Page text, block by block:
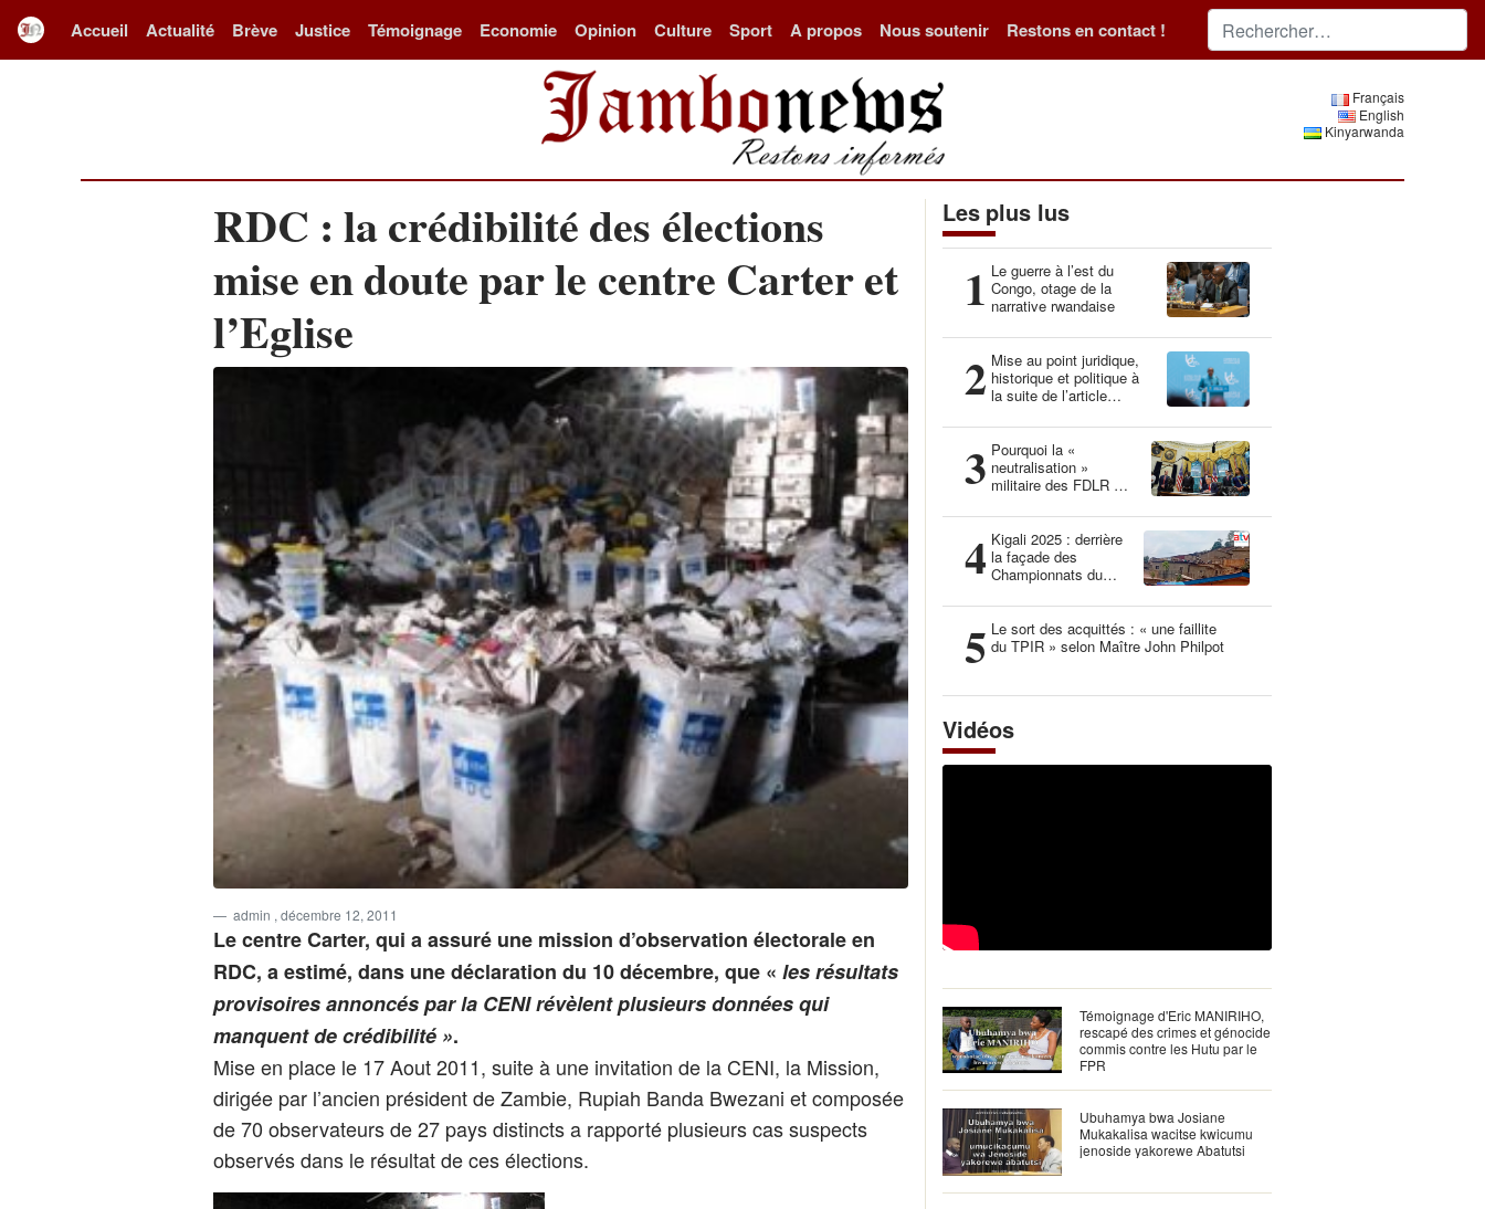
Accueil Actualité Brève Justice Témoignage Economie Opinion Culture Sport A propos Nous soutenir Restons en contact !
Français
English
Kinyarwanda
RDC : la crédibilité des élections
mise en doute par le centre Carter et
l’Eglise
admin , décembre 12, 2011
Le centre Carter, qui a assuré une mission d’observation électorale en
RDC, a estimé, dans une déclaration du 10 décembre, que « les résultats
provisoires annoncés par la CENI révèlent plusieurs données qui
manquent de crédibilité ».
Mise en place le 17 Aout 2011, suite à une invitation de la CENI, la Mission,
dirigée par l’ancien président de Zambie, Rupiah Banda Bwezani et composée
de 70 observateurs de 27 pays distincts a rapporté plusieurs cas suspects
observés dans le résultat de ces élections.
Les plus lus
1 Le guerre à l’est du
Congo, otage de la
narrative rwandaise
2 Mise au point juridique,
historique et politique à
la suite de l’article
la Belgique, gardien du
patrimoine génétique”
3 Pourquoi la «
neutralisation »
militaire des FDLR est
illusion
4 Kigali 2025 : derrière
la façade des
Championnats du
propres de l’histoire
5 Le sort des acquittés : « une faillite
du TPIR » selon Maître John Philpot
Vidéos
Témoignage d'Eric MANIRIHO,
rescapé des crimes et génocide
commis contre les Hutu par le
FPR
Ubuhamya bwa Josiane
Mukakalisa wacitse kwicumu
jenoside yakorewe Abatutsi